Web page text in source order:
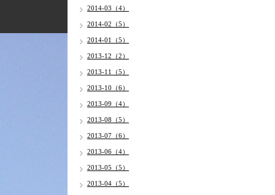
2014-03（4）
2014-02（5）
2014-01（5）
2013-12（2）
2013-11（5）
2013-10（6）
2013-09（4）
2013-08（5）
2013-07（6）
2013-06（4）
2013-05（5）
2013-04（5）